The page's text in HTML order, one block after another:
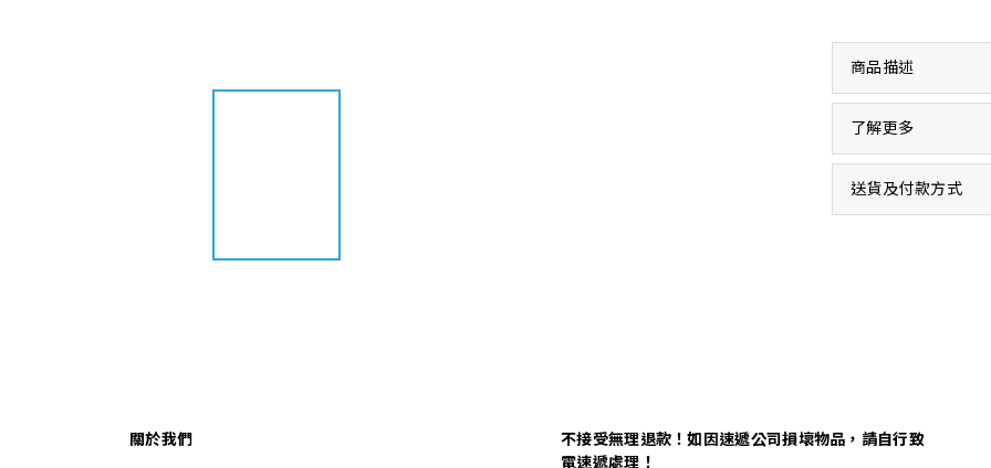
商品描述
了解更多
送貨及付款方式
關於我們
不接受無理退款！如因速遞公司損壞物品，請自行致
電速遞處理！